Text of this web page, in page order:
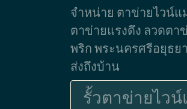
จำหน่าย ตาข่ายไวน์
ตาข่ายแรงดึง ลวดตา
พริก พระนครศรีอยุธย
ส่งถึงบ้าน
รั้วตาข่ายไว